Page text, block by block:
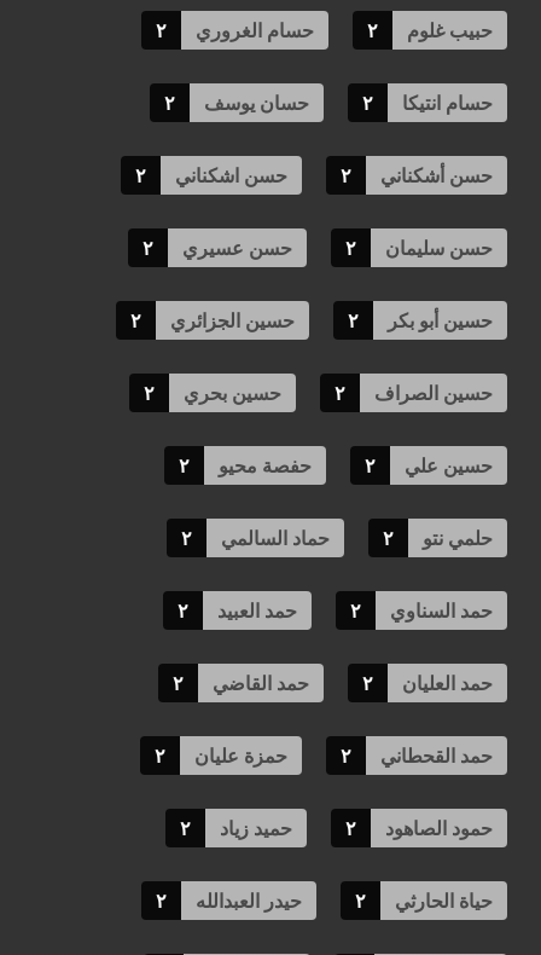
حبيب غلوم ٢ حسام الغروري ٢
حسام انتيكا ٢ حسان يوسف ٢
حسن أشكناني ٢ حسن اشكناني ٢
حسن سليمان ٢ حسن عسيري ٢
حسين أبو بكر ٢ حسين الجزائري ٢
حسين الصراف ٢ حسين بحري ٢
حسين علي ٢ حفصة محيو ٢
حلمي نتو ٢ حماد السالمي ٢
حمد السناوي ٢ حمد العبيد ٢
حمد العليان ٢ حمد القاضي ٢
حمد القحطاني ٢ حمزة عليان ٢
حمود الصاهود ٢ حميد زياد ٢
حياة الحارثي ٢ حيدر العبدالله ٢